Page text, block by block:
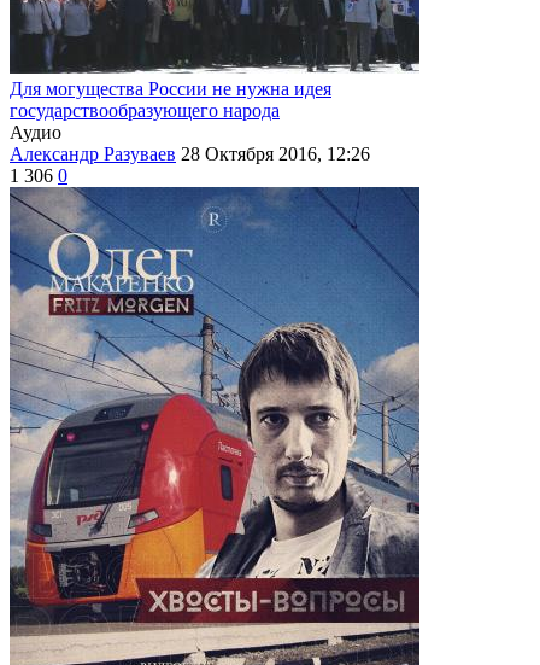
Для могущества России не нужна идея
государствообразующего народа
Аудио
Александр Разуваев 28 Октября 2016, 12:26
1 306 0